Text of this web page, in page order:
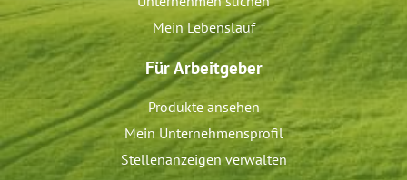
Mein Lebenslauf
Für Arbeitgeber
Produkte ansehen
Mein Unternehmensprofil
Stellenanzeigen verwalten